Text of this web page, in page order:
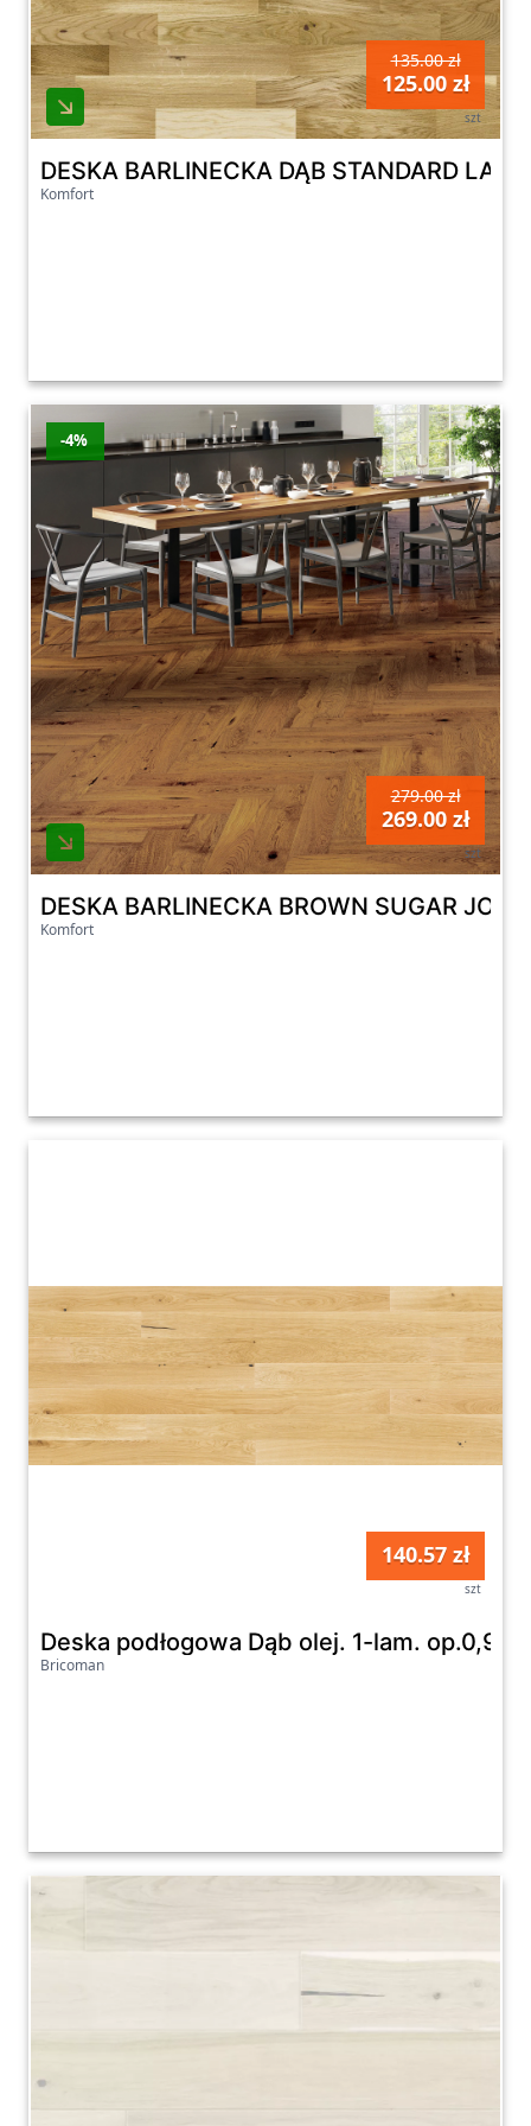
135.00 zł
125.00 zł
szt
DESKA BARLINECKA DĄB STANDARD
Komfort
-4%
279.00 zł
269.00 zł
szt
DESKA BARLINECKA BROWN SUGAR
Komfort
140.57 zł
szt
Deska podłogowa Dąb olej. 1-lam.
Bricoman